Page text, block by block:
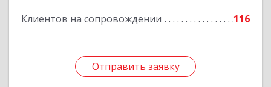
Клиентов на сопровождении 116
Отправить заявку
Отправить заявку